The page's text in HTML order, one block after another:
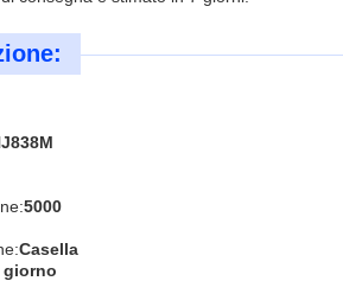
5000
Casella
giorno